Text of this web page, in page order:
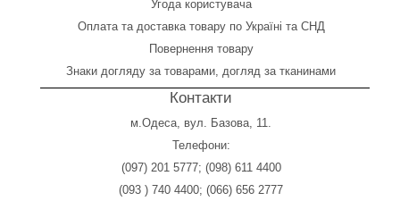
Угода користувача
Оплата та доставка товару по Україні та СНД
Повернення товару
Знаки догляду за товарами, догляд за тканинами
Контакти
м.Одеса, вул. Базова, 11.
Телефони:
(097) 201 5777; (098) 611 4400
(093 ) 740 4400; (066) 656 2777